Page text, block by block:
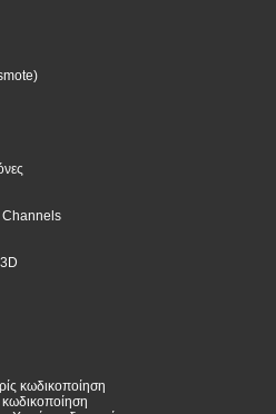
)
Channels
κωδικοποίηση
κωδικοποίηση